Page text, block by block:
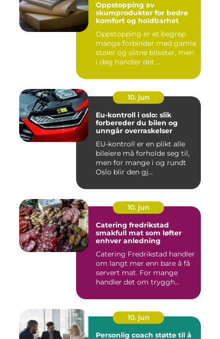
Oppstopping av
skumprodukter for bedre
komfort og holdbarhet
Oppstopping er et begrep
mange forbinder med gamle
stoler og slitne bilseter, men
i dag handler det ...
10. jun
Eu-kontroll i oslo: slik
forbereder du bilen og
unngår overraskelser
EU-kontroll er en plikt alle
bileiere må forholde seg til,
men for mange i og rundt
Oslo blir den gj...
10. jun
Catering fredrikstad
smakfull mat som løfter
enhver anledning
Catering Fredrikstad handler
om langt mer enn bare å få
servert mat. For mange
handler det om tryggh...
10. jun
Personlig coach støtte til å